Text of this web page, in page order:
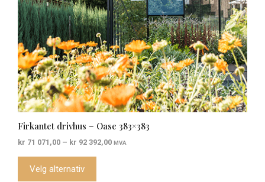
Firkantet drivhus – Oase 383×383
kr 71 071,00 – kr 92 392,00Prisområde:
MVA
Velg alternativ
produktsiden